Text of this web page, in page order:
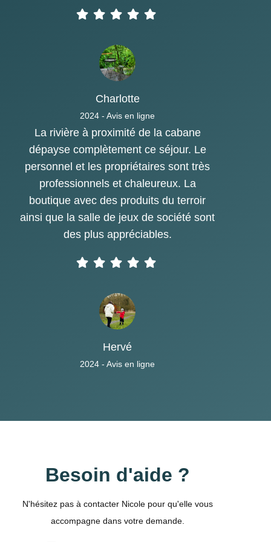
Charlotte
2024 - Avis en ligne
La rivière à proximité de la cabane
dépayse complètement ce séjour. Le
personnel et les propriétaires sont très
professionnels et chaleureux. La
boutique avec des produits du terroir
ainsi que la salle de jeux de société sont
des plus appréciables.
Hervé
2024 - Avis en ligne
Besoin d'aide ?
N'hésitez pas à contacter Nicole pour qu'elle vous
accompagne dans votre demande.